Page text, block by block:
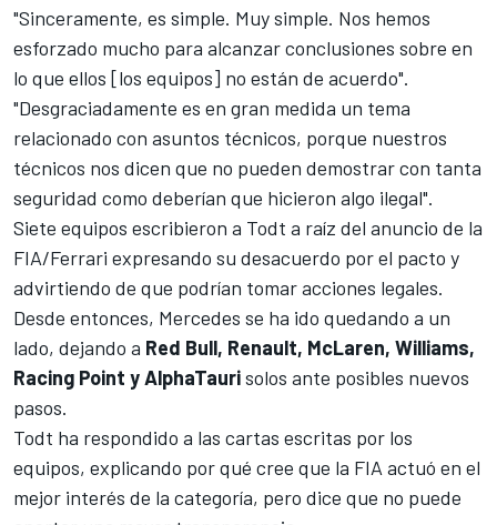
"Sinceramente, es simple. Muy simple. Nos hemos
esforzado mucho para alcanzar conclusiones sobre en
lo que ellos [los equipos] no están de acuerdo".
"Desgraciadamente es en gran medida un tema
relacionado con asuntos técnicos, porque nuestros
técnicos nos dicen que no pueden demostrar con tanta
seguridad como deberían que hicieron algo ilegal".
Siete equipos escribieron a Todt a raíz del anuncio de la
FIA/Ferrari expresando su desacuerdo por el pacto y
advirtiendo de que podrían tomar acciones legales.
Desde entonces, Mercedes se ha ido quedando a un
lado, dejando a Red Bull, Renault, McLaren, Williams,
Racing Point y AlphaTaurisolos ante posibles nuevos
pasos.
Todt ha respondido a las cartas escritas por los
equipos, explicando por qué cree que la FIA actuó en el
mejor interés de la categoría, pero dice que no puede